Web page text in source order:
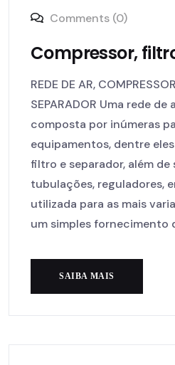
Comments (0)
Compressor,
REDE DE AR,
SEPARADOR Uma rede
composta por inúmeras
equipamentos, dentre
filtro e separador, além de
tubulações, reguladores,
utilizada para as mais
um simples fornecimento
SAIBA MAIS